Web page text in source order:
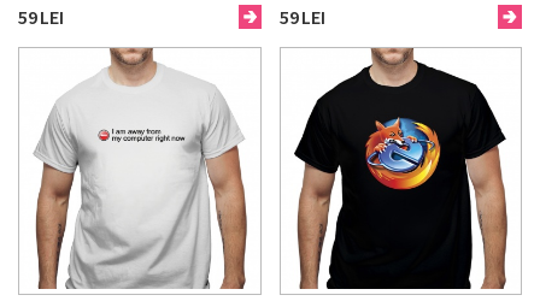
59LEI
59LEI